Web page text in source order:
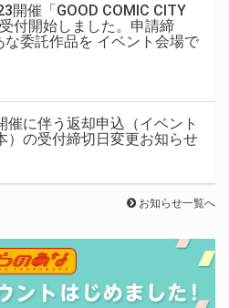
開催「GOOD COMIC CITY
付開始しました。申請締
委託作品を イベント会場で
催に伴う返却申込（イベント
）の受付締切日変更お知らせ
お知らせ一覧へ